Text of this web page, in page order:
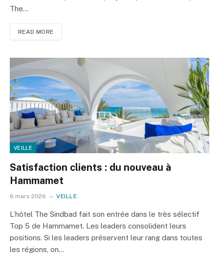
The…
READ MORE
VEILLE
Satisfaction clients : du nouveau à
Hammamet
6 mars 2026 VEILLE
L’hôtel The Sindbad fait son entrée dans le très sélectif
Top 5 de Hammamet. Les leaders consolident leurs
positions. Si les leaders préservent leur rang dans toutes
les régions, on…